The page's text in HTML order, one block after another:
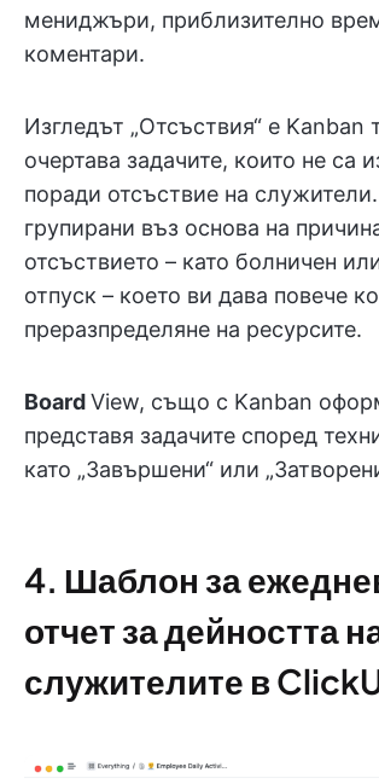
мениджъри, приблизително
коментари.
Изгледът „Отсъствия“ е Kanban
очертава задачите, които не са
поради отсъствие на
групирани въз основа на
отсъствието – като болничен
отпуск – което ви дава повече
преразпределяне на ресурсите.
BoardView, също с Kanban
представя задачите според
като „Завършени“ или
4. Шаблон за
отчет за дейността
служителите в